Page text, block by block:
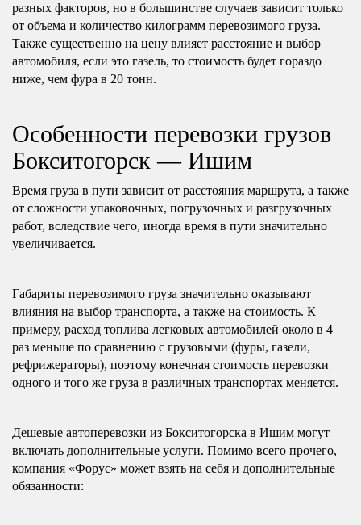
разных факторов, но в большинстве случаев зависит только
от объема и количество килограмм перевозимого груза.
Также существенно на цену влияет расстояние и выбор
автомобиля, если это газель, то стоимость будет гораздо
ниже, чем фура в 20 тонн.
Особенности перевозки грузов
Бокситогорск — Ишим
Время груза в пути зависит от расстояния маршрута, а также
от сложности упаковочных, погрузочных и разгрузочных
работ, вследствие чего, иногда время в пути значительно
увеличивается.
Габариты перевозимого груза значительно оказывают
влияния на выбор транспорта, а также на стоимость. К
примеру, расход топлива легковых автомобилей около в 4
раз меньше по сравнению с грузовыми (фуры, газели,
рефрижераторы), поэтому конечная стоимость перевозки
одного и того же груза в различных транспортах меняется.
Дешевые автоперевозки из Бокситогорска в Ишим могут
включать дополнительные услуги. Помимо всего прочего,
компания «Форус» может взять на себя и дополнительные
обязанности: